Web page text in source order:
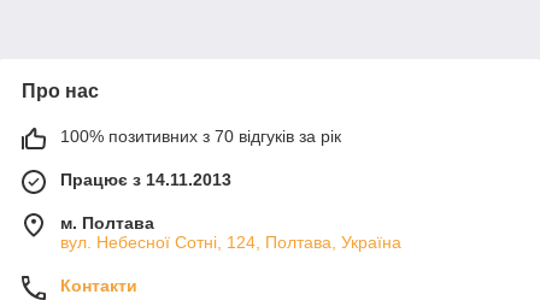
Про нас
100% позитивних з 70 відгуків за рік
Працює з 14.11.2013
м. Полтава
вул. Небесної Сотні, 124, Полтава, Україна
Контакти